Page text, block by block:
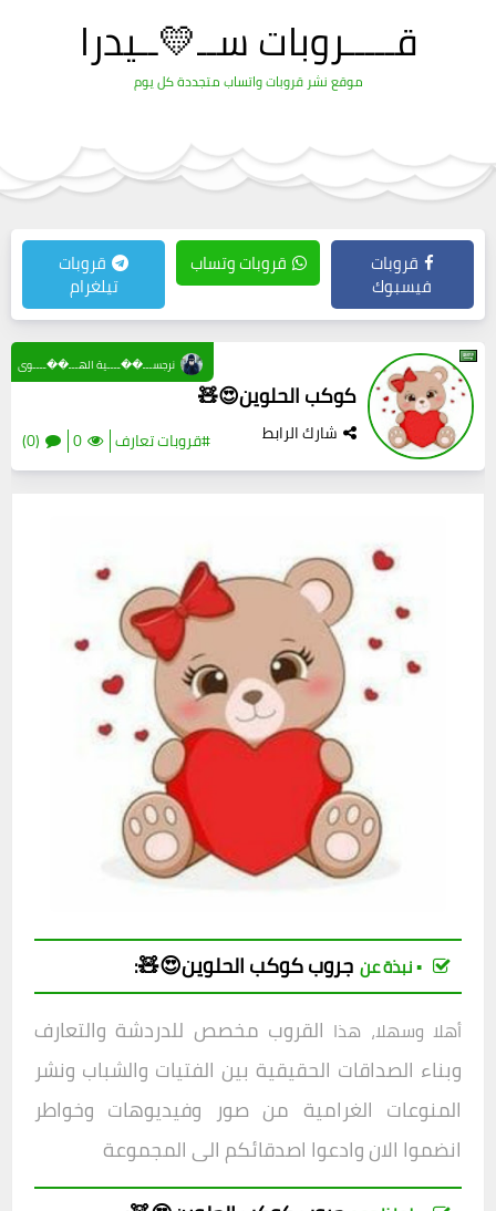
قـــــروبات ســ💛ــيدرا
موقع نشر قروبات واتساب متجددة كل يوم
قروبات
فيسبوك
قروبات وتساب قروبات
تيلغرام
كوكب الحلوين😍🧸
شارك الرابط #قروبات تعارف 0
(0)
نرجســـ��ــــية الهـــ��ــــوى
▪︎ نبذة عن جروبكوكب الحلوين😍🧸:
أهلا وسهلا، هذا القروب مخصص للدردشة والتعارف
وبناء الصداقات الحقيقية بين الفتيات والشباب ونشر
المنوعات الغرامية من صور وفيديوهات وخواطر
انضموا الان وادعوا اصدقائكم الى المجموعة